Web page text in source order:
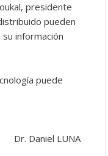
presidente
pueden
información
puede
Dr. Daniel LUNA